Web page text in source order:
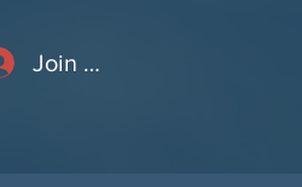
Join or Log In